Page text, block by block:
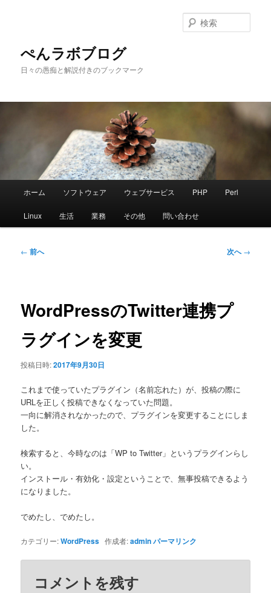
ぺんラボブログ
日々の愚痴と解説付きのブックマーク
索
メ
ホーム ソフトウェア ウェブサービス PHP Perl
Linux 生活 業務 その他 問い合わせ
投
ー
ョ
ン
← 前へ 次へ→
WordPressのTwitter連携プ
ラグインを変更
投稿日時:2017年9月30日
これまで使っていたプラグイン（名前忘れた）が、投稿の際に
URLを正しく投稿できなくなっていた問題。
一向に解消されなかったので、プラグインを変更することにしま
した。
検索すると、今時なのは「WP to Twitter」というプラグインらし
い。
インストール・有効化・設定ということで、無事投稿できるよう
になりました。
でめたし、でめたし。
カテゴリー:WordPress 作成者:adminパーマリンク
コメントを残す